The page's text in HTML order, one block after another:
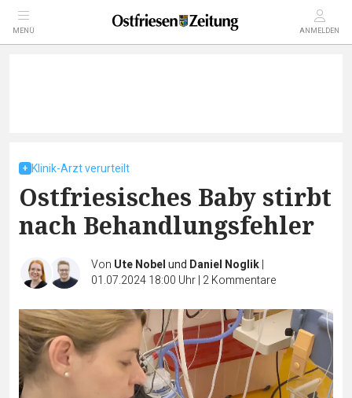
MENÜ ANMELDEN
Klinik-Arzt verurteilt
Ostfriesisches Baby stirbt
nach Behandlungsfehler
Von Ute Nobelund Daniel Noglik|
01.07.2024 18:00 Uhr| 2Kommentare